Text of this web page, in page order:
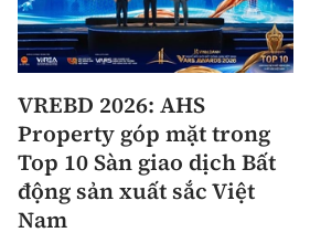
VREBD 2026: AHS
Property góp mặt trong
Top 10 Sàn giao dịch Bất
động sản xuất sắc Việt
Nam